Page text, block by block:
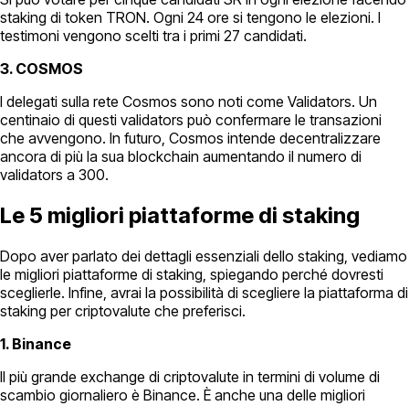
staking di token TRON. Ogni 24 ore si tengono le elezioni. I
testimoni vengono scelti tra i primi 27 candidati.
3. COSMOS
I delegati sulla rete Cosmos sono noti come Validators. Un
centinaio di questi validators può confermare le transazioni
che avvengono. In futuro, Cosmos intende decentralizzare
ancora di più la sua blockchain aumentando il numero di
validators a 300.
Le 5 migliori piattaforme di staking
Dopo aver parlato dei dettagli essenziali dello staking, vediamo
le migliori piattaforme di staking, spiegando perché dovresti
sceglierle. Infine, avrai la possibilità di scegliere la piattaforma di
staking per criptovalute che preferisci.
1. Binance
Il più grande exchange di criptovalute in termini di volume di
scambio giornaliero è Binance. È anche una delle migliori